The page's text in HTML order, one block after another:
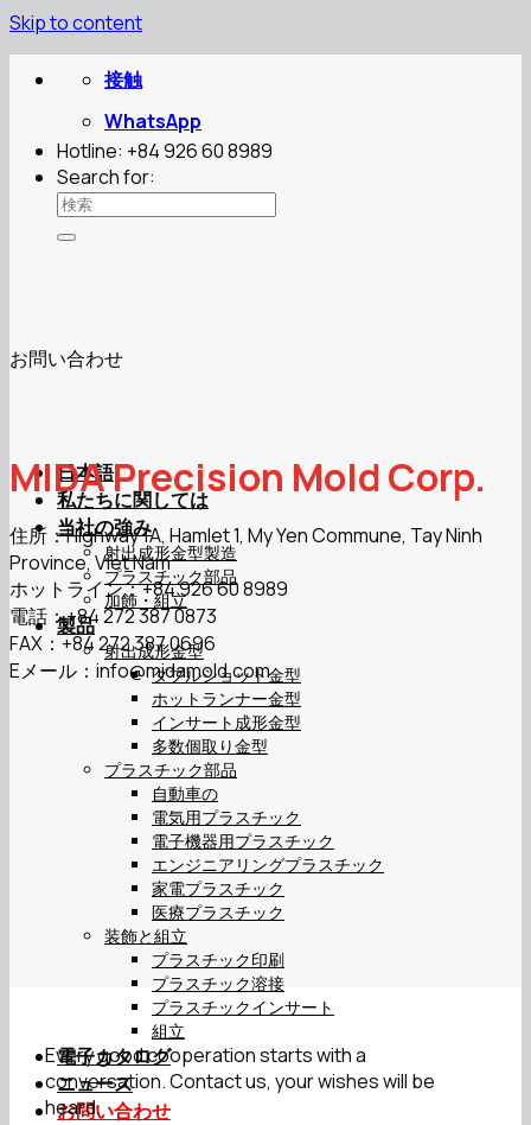
Skip to content
接触
WhatsApp
Hotline: +84 926 60 8989
Search for:
日本語
私たちに関しては
当社の強み
射出成形金型製造
プラスチック部品
加飾・組立
製品
射出成形金型
ダブルショット金型
ホットランナー金型
インサート成形金型
多数個取り金型
プラスチック部品
自動車の
電気用プラスチック
電子機器用プラスチック
エンジニアリングプラスチック
家電プラスチック
医療プラスチック
装飾と組立
プラスチック印刷
プラスチック溶接
プラスチックインサート
組立
電子カタログ
ニュース
お問い合わせ
お問い合わせ
MIDA Precision Mold Corp.
住所：Highway 1A, Hamlet 1, My Yen Commune, Tay Ninh
Province, Viet Nam
ホットライン：+84 926 60 8989
電話：+84 272 387 0873
FAX：+84 272 387 0696
Eメール： info@midamold.com
Every good cooperation starts with a
conversation. Contact us, your wishes will be
heard.